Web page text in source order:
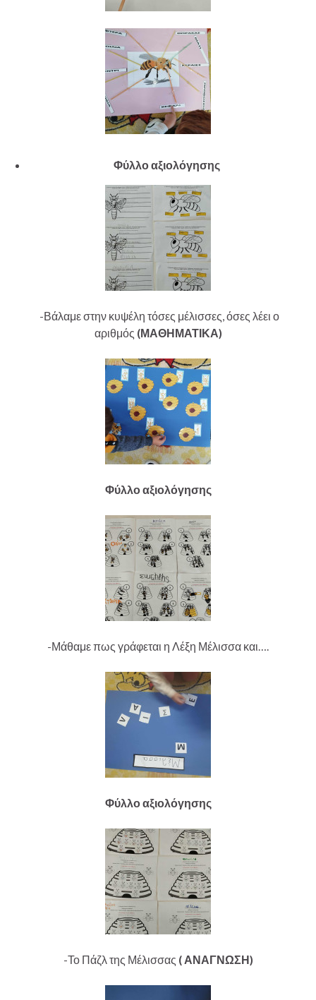
Φύλλο αξιολόγησης
-Βάλαμε στην κυψέλη τόσες μέλισσες, όσες λέει ο
αριθμός (ΜΑΘΗΜΑΤΙΚΑ)
Φύλλο αξιολόγησης
-Μάθαμε πως γράφεται η Λέξη Μέλισσα και….
Φύλλο αξιολόγησης
-Το Πάζλ της Μέλισσας ( ΑΝΑΓΝΩΣΗ)